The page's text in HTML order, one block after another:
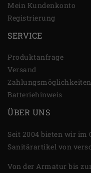
Mein Kundenkonto
Registrierung
SERVICE
Produktanfrage
Versand
Zahlungsmöglichkeiten
Batteriehinweis
ÜBER UNS
Seit 2004 bieten wir im
Sanitärartikel von
Von der Armatur bis